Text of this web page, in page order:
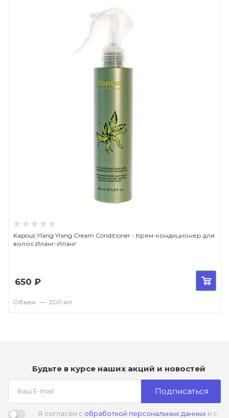
Kapous Ylang Ylang Cream Conditioner - Крем-кондиционер для
волос Иланг-Иланг
650 ₽
Объем — 200 мл
Будьте в курсе наших акций и новостей
Подписаться
Я согласен с обработкой персональных данныхи с